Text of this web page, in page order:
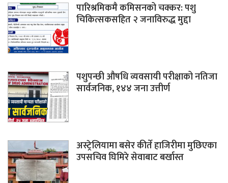
पारिश्रमिकमै कमिसनको चक्कर: पशु
चिकित्सकसहित २ जनाविरुद्ध मुद्दा
पशुपन्छी औषधि व्यवसायी परीक्षाको नतिजा
सार्वजनिक, १४४ जना उत्तीर्ण
अस्ट्रेलियामा बसेर कीर्ते हाजिरीमा मुछिएका
उपसचिव घिमिरे सेवाबाट बर्खास्त